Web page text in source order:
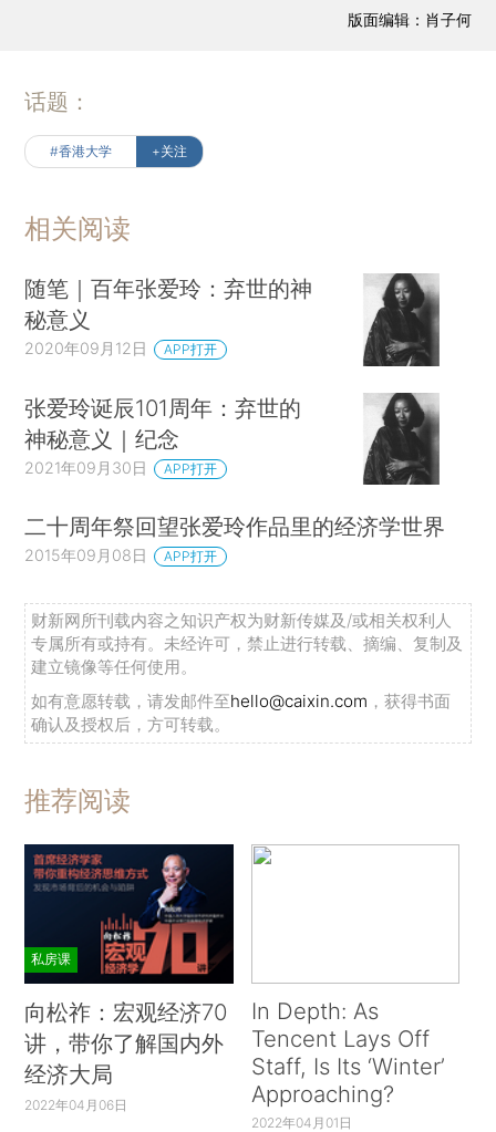
版面编辑：肖子何
话题：
#香港大学 +关注
相关阅读
随笔｜百年张爱玲：弃世的神
秘意义
2020年09月12日 APP打开
张爱玲诞辰101周年：弃世的
神秘意义｜纪念
2021年09月30日 APP打开
二十周年祭回望张爱玲作品里的经济学世界
2015年09月08日 APP打开
财新网所刊载内容之知识产权为财新传媒及/或相关权利人
专属所有或持有。未经许可，禁止进行转载、摘编、复制及
建立镜像等任何使用。
如有意愿转载，请发邮件至hello@caixin.com ，获得书面
确认及授权后，方可转载。
推荐阅读
私房课
向松祚：宏观经济70
讲，带你了解国内外
经济大局
2022年04月06日
In Depth: As
Tencent Lays Off
Staff, Is Its ‘Winter’
Approaching?
2022年04月01日